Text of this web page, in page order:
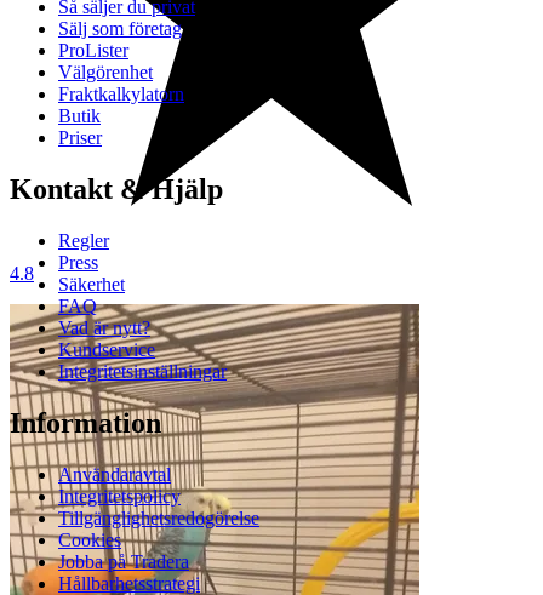
4.8
Så säljer du privat
Sälj som företag
ProLister
Välgörenhet
Fraktkalkylatorn
Butik
Priser
Kontakt & Hjälp
Regler
Press
Säkerhet
FAQ
Vad är nytt?
Kundservice
Integritetsinställningar
Information
Användaravtal
Integritetspolicy
Tillgänglighetsredogörelse
Cookies
Jobba på Tradera
Hållbarhetsstrategi